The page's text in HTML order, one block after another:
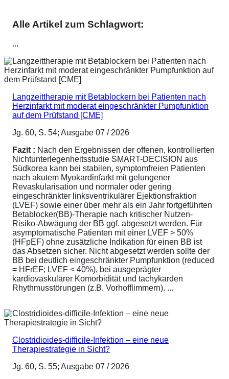
Alle Artikel zum Schlagwort:
...
Langzeittherapie mit Betablockern bei Patienten nach
Herzinfarkt mit moderat eingeschränkter Pumpfunktion
auf dem Prüfstand [CME]
Jg. 60, S. 54; Ausgabe 07 / 2026
Fazit : Nach den Ergebnissen der offenen, kontrollierten
Nichtunterlegenheitsstudie SMART-DECISION aus
Südkorea kann bei stabilen, symptomfreien Patienten
nach akutem Myokardinfarkt mit gelungener
Revaskularisation und normaler oder gering
eingeschränkter linksventrikulärer Ejektionsfraktion
(LVEF) sowie einer über mehr als ein Jahr fortgeführten
Betablocker(BB)-Therapie nach kritischer Nutzen-
Risiko-Abwägung der BB ggf. abgesetzt werden. Für
asymptomatische Patienten mit einer LVEF > 50%
(HFpEF) ohne zusätzliche Indikation für einen BB ist
das Absetzen sicher. Nicht abgesetzt werden sollte der
BB bei deutlich eingeschränkter Pumpfunktion (reduced
= HFrEF; LVEF < 40%), bei ausgeprägter
kardiovaskulärer Komorbidität und tachykarden
Rhythmusstörungen (z.B. Vorhofflimmern). ...
Clostridioides-difficile-Infektion – eine neue
Therapiestrategie in Sicht?
Jg. 60, S. 55; Ausgabe 07 / 2026